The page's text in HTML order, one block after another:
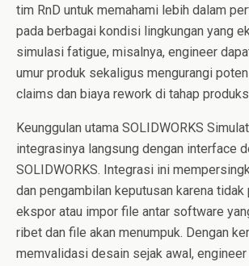
tim RnD untuk memahami lebih dalam
pada berbagai kondisi lingkungan yang
simulasi fatigue, misalnya, engineer
umur produk sekaligus mengurangi
claims dan biaya rework di tahap
Keunggulan utama SOLIDWORKS
integrasinya langsung dengan interface
SOLIDWORKS. Integrasi ini
dan pengambilan keputusan karena tidak
ekspor atau impor file antar software
ribet dan file akan menumpuk. Dengan
memvalidasi desain sejak awal,